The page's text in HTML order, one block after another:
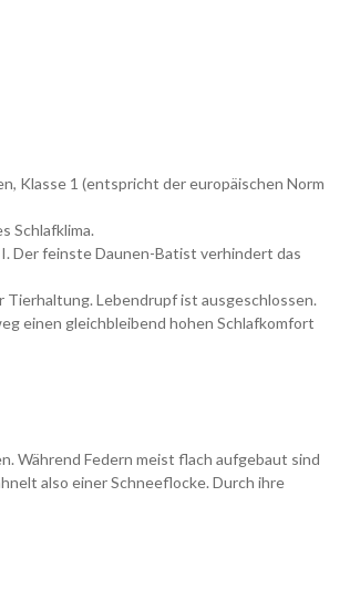
Klasse 1 (entspricht der europäischen Norm
Schlafklima.
Der feinste Daunen-Batist verhindert das
Lebendrupf ist ausgeschlossen.
einen gleichbleibend hohen Schlafkomfort
Während Federn meist flach aufgebaut sind
also einer Schneeflocke. Durch ihre